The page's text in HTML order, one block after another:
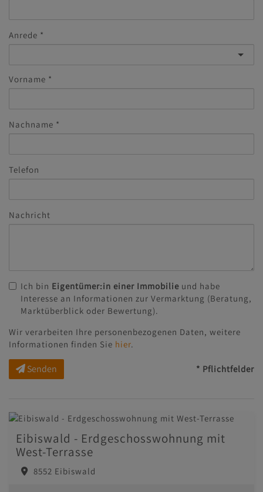
Anrede
Vorname
Nachname
Telefon
Nachricht
Ich bin Eigentümer:in einer Immobilie und habe
Interesse an Informationen zur Vermarktung (Beratung,
Marktüberblick oder Bewertung).
Wir verarbeiten Ihre personenbezogenen Daten, weitere
Informationen finden Sie hier.
Senden * Pflichtfelder
Eibiswald - Erdgeschosswohnung mit
West-Terrasse
8552 Eibiswald